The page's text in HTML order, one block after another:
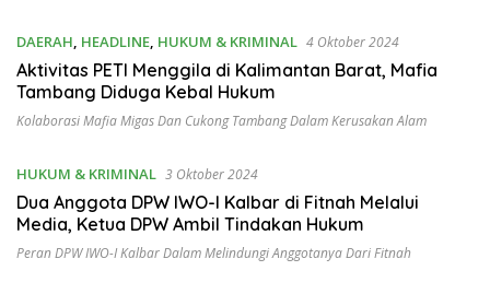
DAERAH, HEADLINE, HUKUM & KRIMINAL 4 Oktober 2024
Aktivitas PETI Menggila di Kalimantan Barat, Mafia
Tambang Diduga Kebal Hukum
Kolaborasi Mafia Migas Dan Cukong Tambang Dalam Kerusakan Alam
HUKUM & KRIMINAL 3 Oktober 2024
Dua Anggota DPW IWO-I Kalbar di Fitnah Melalui
Media, Ketua DPW Ambil Tindakan Hukum
Peran DPW IWO-I Kalbar Dalam Melindungi Anggotanya Dari Fitnah